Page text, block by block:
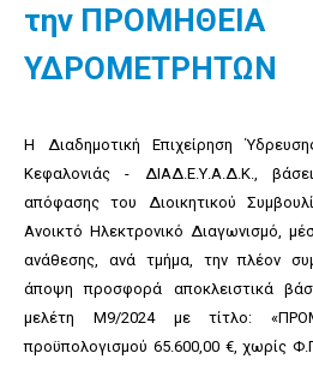
την ΠΡΟΜΗΘΕΙΑ
ΥΔΡΟΜΕΤΡΗΤΩΝ
Η Διαδημοτική Επιχείρηση
Κεφαλονιάς - ΔΙΑΔ.Ε.Υ.Α.Δ.Κ.,
απόφασης του Διοικητικού
Ανοικτό Ηλεκτρονικό Διαγωνισμό,
ανάθεσης, ανά τμήμα, την πλέον
άποψη προσφορά αποκλειστικά
μελέτη Μ9/2024 με τίτλο:
προϋπολογισμού 65.600,00 €, χωρίς